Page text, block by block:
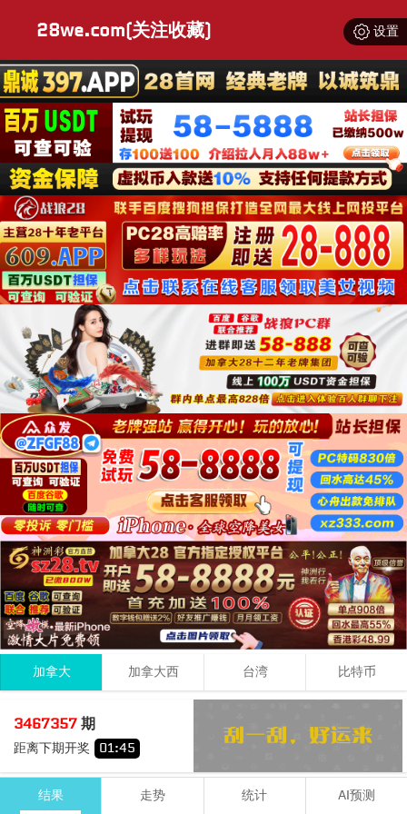
设置
28we.com(关注收藏)
加拿大 加拿大西 台湾 比特币
3467357期
距离下期开奖 01:44
6 + 8 1 15
期号 号码
结果 走势 统计 AI预测